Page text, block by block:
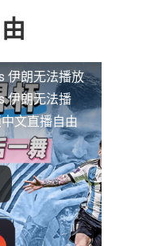
伊朗无法播放
伊朗无法播
文直播自由